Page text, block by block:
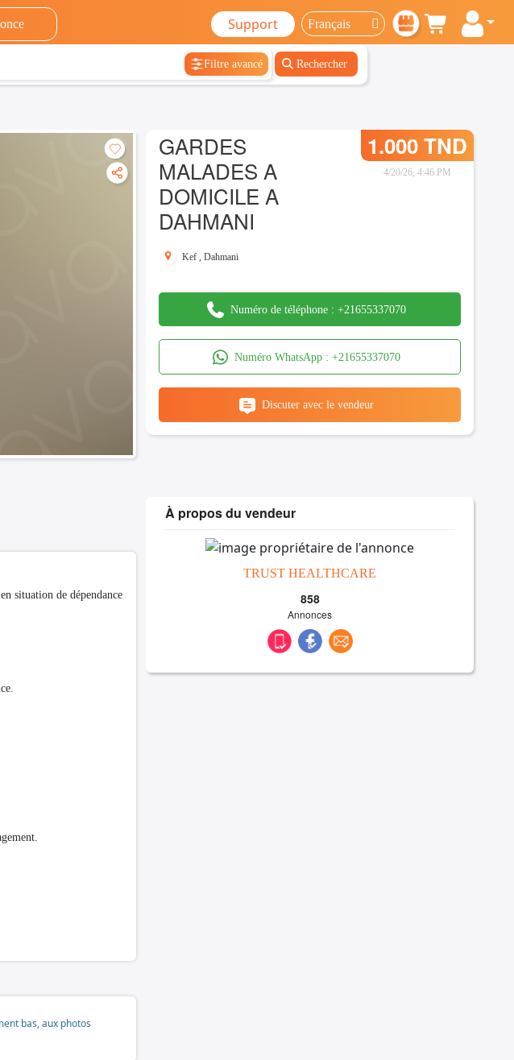
Support
Filtre avancé Rechercher
GARDES
MALADES A
DOMICILE A
DAHMANI
1.000 TND
4/20/26, 4:46 PM
Kef ,Dahmani
Numéro de téléphone :+21655337070
Numéro WhatsApp : +21655337070
Discuter avec le vendeur
situation de dépendance
bas, aux photos
À propos du vendeur
TRUST HEALTHCARE
858
Annonces